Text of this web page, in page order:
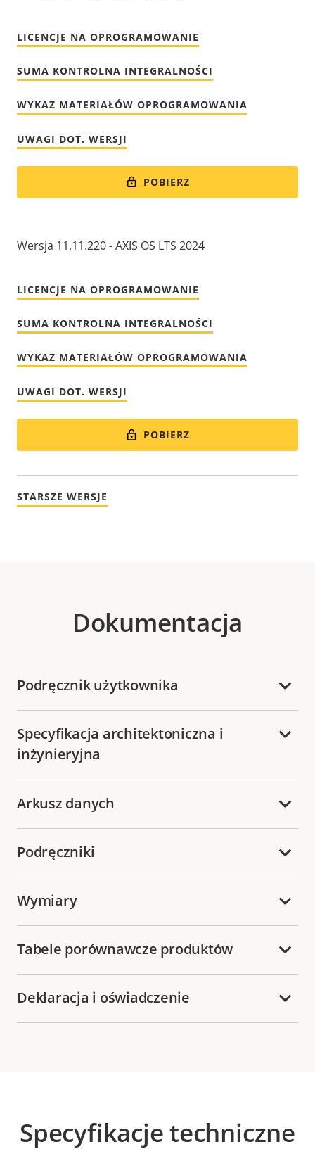
LICENCJE NA OPROGRAMOWANIE
SUMA KONTROLNA INTEGRALNOŚCI
WYKAZ MATERIAŁÓW OPROGRAMOWANIA
UWAGI DOT. WERSJI
POBIERZ
Wersja 11.11.220 - AXIS OS LTS 2024
LICENCJE NA OPROGRAMOWANIE
SUMA KONTROLNA INTEGRALNOŚCI
WYKAZ MATERIAŁÓW OPROGRAMOWANIA
UWAGI DOT. WERSJI
POBIERZ
STARSZE WERSJE
Dokumentacja
Podręcznik użytkownika
Specyfikacja architektoniczna i
inżynieryjna
Arkusz danych
Podręczniki
Wymiary
Tabele porównawcze produktów
Deklaracja i oświadczenie
Specyfikacje techniczne